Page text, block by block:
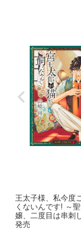
王太子様、私今度
くないんです! ～
嬢、二度目は串刺
発売